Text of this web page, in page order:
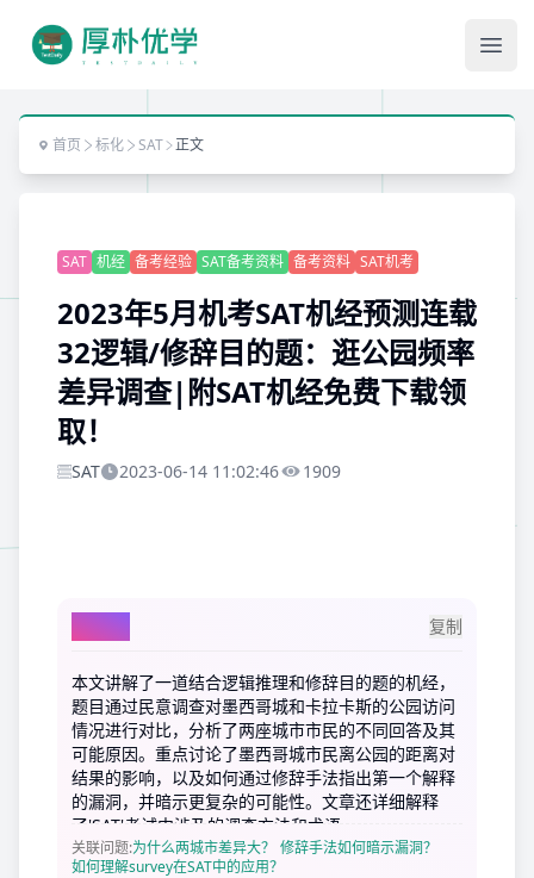
首页 标化 SAT 正文
SAT 机经 备考经验 SAT备考资料 备考资料 SAT机考
2023年5月机考SAT机经预测连载
32逻辑/修辞目的题：逛公园频率
差异调查|附SAT机经免费下载领
取！
SAT 2023-06-14 11:02:46 1909
AI总结 复制
本文讲解了一道结合逻辑推理和修辞目的题的机经，
题目通过民意调查对墨西哥城和卡拉卡斯的公园访问
情况进行对比，分析了两座城市市民的不同回答及其
可能原因。重点讨论了墨西哥城市民离公园的距离对
结果的影响，以及如何通过修辞手法指出第一个解释
的漏洞，并暗示更复杂的可能性。文章还详细解释
了'SAT'考试中涉及的调查方法和术语。
关联问题:为什么两城市差异大？ 修辞手法如何暗示漏洞？
如何理解survey在SAT中的应用？